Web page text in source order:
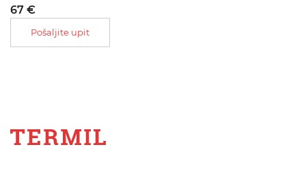
67 €
Pošaljite upit